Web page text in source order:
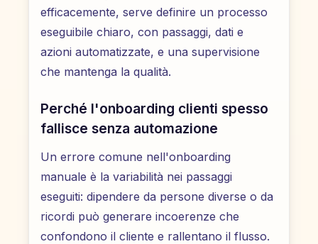
efficacemente, serve definire un processo
eseguibile chiaro, con passaggi, dati e
azioni automatizzate, e una supervisione
che mantenga la qualità.
Perché l'onboarding clienti spesso
fallisce senza automazione
Un errore comune nell'onboarding
manuale è la variabilità nei passaggi
eseguiti: dipendere da persone diverse o da
ricordi può generare incoerenze che
confondono il cliente e rallentano il flusso.